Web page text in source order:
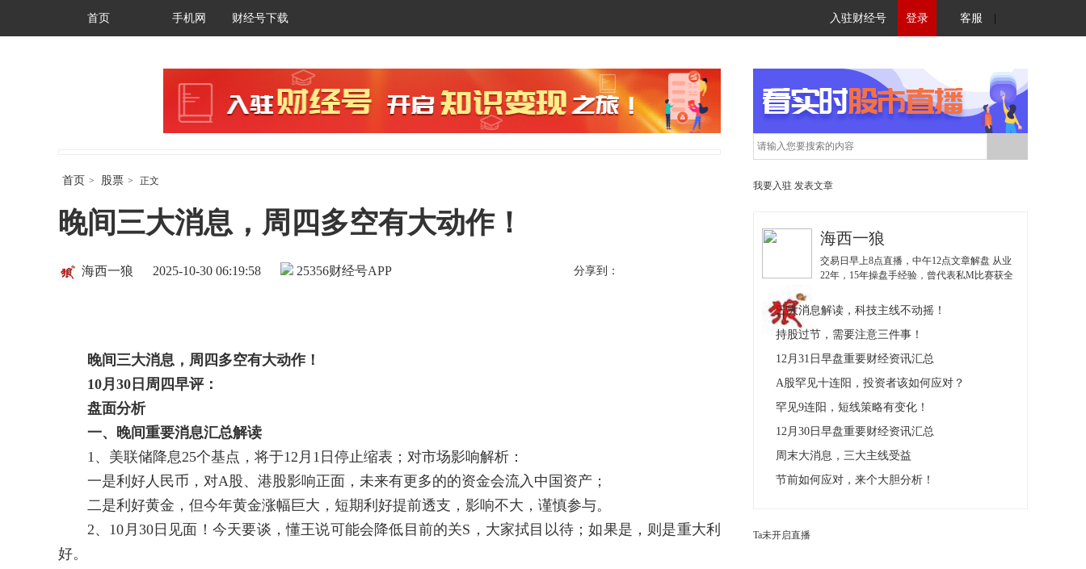
首页 手机网 财经号下载 入驻财经号 登录 客服
首页 > 股票 > 正文
晚间三大消息，周四多空有大动作！
财经号APP
海西一狼 2025-10-30 06:19:58 25356 分享到：
晚间三大消息，周四多空有大动作！
10月 30 日周四早评：
盘面分析
一、晚间重要消息汇总解读
1、美联储降息25个基点，将于12月1日停止缩表；对市场影响解析：
一是利好人民币，对A股、港股影响正面，未来有更多的的资金会流入中国资产；
二是利好黄金，但今年黄金涨幅巨大，短期利好提前透支，影响不大，谨慎参与。
2、10月30日见面！今天要谈，懂王说可能会降低目前的关S，大家拭目以待；如果是，则是重大利
好。
我要入驻 发表文章
海西一狼
交易日早上8点直播，中午12点文章解盘 从业
22年，15年操盘手经验，曾代表私M比赛获全
《实战36招》、《波段价值体系》，《量化交
易系统》；
三大消息解读，科技主线不动摇！
持股过节，需要注意三件事！
12月31日早盘重要财经资讯汇总
A股罕见十连阳，投资者该如何应对？
罕见9连阳，短线策略有变化！
12月30日早盘重要财经资讯汇总
周末大消息，三大主线受益
节前如何应对，来个大胆分析！
Ta未开启直播